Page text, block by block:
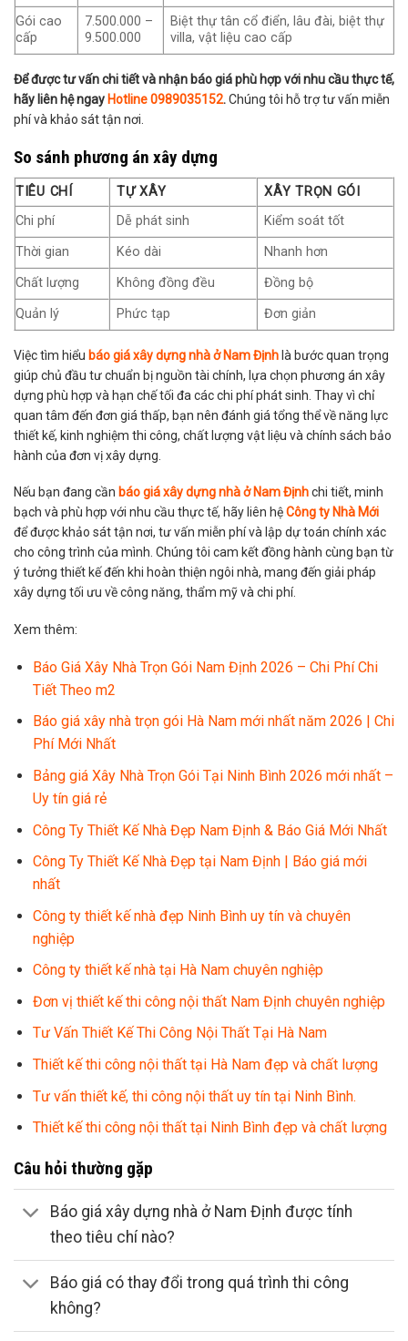
Gói cao
cấp
7.500.000 –
9.500.000
Biệt thự tân cổ điển, lâu đài, biệt thự
villa, vật liệu cao cấp
Để được tư vấn chi tiết và nhận báo giá phù hợp với nhu cầu thực tế,
hãy liên hệ ngay Hotline 0989035152.Chúng tôi hỗ trợ tư vấn miễn
phí và khảo sát tận nơi.
So sánh phương án xây dựng
TIÊU CHÍ TỰ XÂY
XÂY TRỌN GÓI
Chi phí
Dễ phát sinh
Kiểm soát tốt
Thời gian
Kéo dài
Nhanh hơn
Chất lượng
Không đồng đều
Đồng bộ
Quản lý
Phức tạp Đơn giản
Việc tìm hiểu báo giá xây dựng nhà ở Nam Định là bước quan trọng
giúp chủ đầu tư chuẩn bị nguồn tài chính, lựa chọn phương án xây
dựng phù hợp và hạn chế tối đa các chi phí phát sinh. Thay vì chỉ
quan tâm đến đơn giá thấp, bạn nên đánh giá tổng thể về năng lực
thiết kế, kinh nghiệm thi công, chất lượng vật liệu và chính sách bảo
hành của đơn vị xây dựng.
Nếu bạn đang cần báo giá xây dựng nhà ở Nam Địnhchi tiết, minh
bạch và phù hợp với nhu cầu thực tế, hãy liên hệCông ty Nhà Mới
để được khảo sát tận nơi, tư vấn miễn phí và lập dự toán chính xác
cho công trình của mình. Chúng tôi cam kết đồng hành cùng bạn từ
ý tưởng thiết kế đến khi hoàn thiện ngôi nhà, mang đến giải pháp
xây dựng tối ưu về công năng, thẩm mỹ và chi phí.
Xem thêm:
Báo Giá Xây Nhà Trọn Gói Nam Định 2026 – Chi Phí Chi
Tiết Theo m2
Báo giá xây nhà trọn gói Hà Nam mới nhất năm 2026 | Chi
Phí Mới Nhất
Bảng giá Xây Nhà Trọn Gói Tại Ninh Bình 2026 mới nhất –
Uy tín giá rẻ
Công Ty Thiết Kế Nhà Đẹp Nam Định & Báo Giá Mới Nhất
Công Ty Thiết Kế Nhà Đẹp tại Nam Định | Báo giá mới
nhất
Công ty thiết kế nhà đẹp Ninh Bình uy tín và chuyên
nghiệp
Công ty thiết kế nhà tại Hà Nam chuyên nghiệp
Đơn vị thiết kế thi công nội thất Nam Định chuyên nghiệp
Tư Vấn Thiết Kế Thi Công Nội Thất Tại Hà Nam
Thiết kế thi công nội thất tại Hà Nam đẹp và chất lượng
Tư vấn thiết kế, thi công nội thất uy tín tại Ninh Bình.
Thiết kế thi công nội thất tại Ninh Bình đẹp và chất lượng
Câu hỏi thường gặp
Báo giá xây dựng nhà ở Nam Định được tính
theo tiêu chí nào?
Báo giá có thay đổi trong quá trình thi công
không?